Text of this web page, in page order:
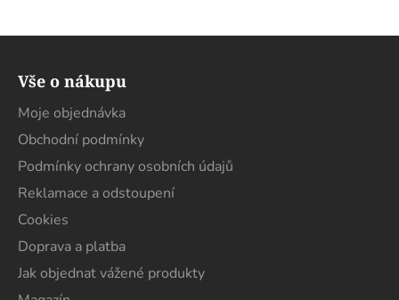
Vše o nákupu
Moje objednávka
Obchodní podmínky
Podmínky ochrany osobních údajů
Reklamace a odstoupení
Cookies
Doprava a platba
Jak objednat vážené produkty